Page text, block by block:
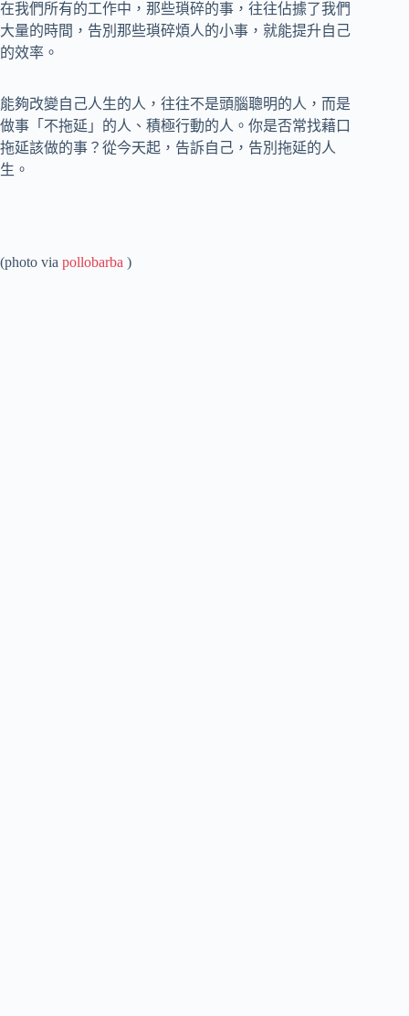
在我們所有的工作中，那些瑣碎的事，往往佔據了我們
大量的時間，告別那些瑣碎煩人的小事，就能提升自己
的效率。
能夠改變自己人生的人，往往不是頭腦聰明的人，而是
做事「不拖延」的人、積極行動的人。你是否常找藉口
拖延該做的事？從今天起，告訴自己，告別拖延的人
生。
(photo via pollobarba )